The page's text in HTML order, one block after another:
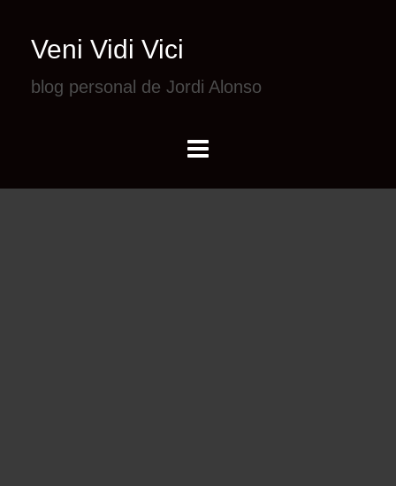
Veni Vidi Vici
blog personal de Jordi Alonso